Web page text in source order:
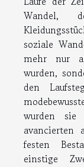
Wandel,
soziale
mehr nur
wurden,
den
wurden sie
avancierten
festen
einstige